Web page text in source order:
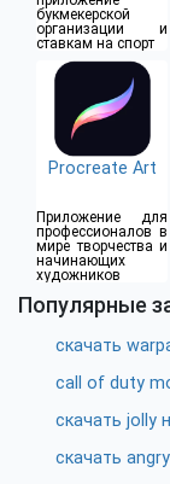
букмекерской
организации и
ставкам на спорт
Procreate Art
Приложение для
профессионалов в
мире творчества и
начинающих
художников
Популярные
скачать
call of duty
скачать jolly
скачать